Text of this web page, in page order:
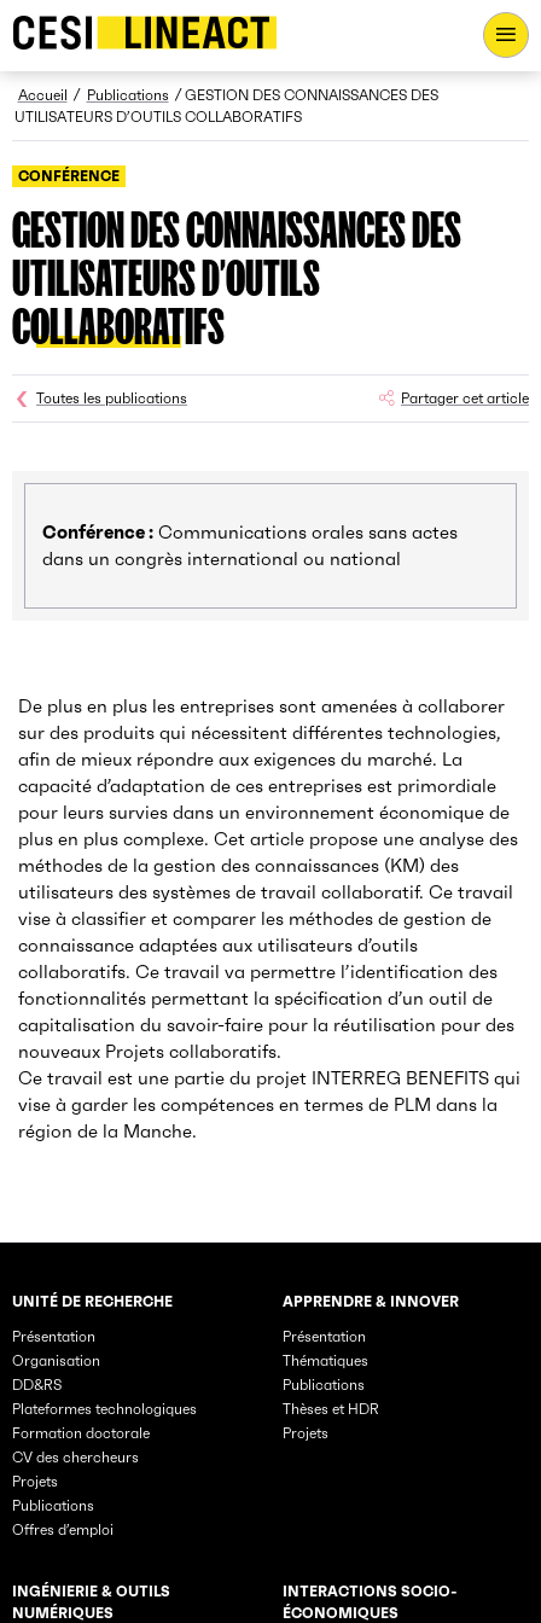
CESI LINEACT - Laboratoire de recherche et d'innovation -
Fil d’Ariane
Accueil Publications
GESTION DES CONNAISSANCES DES
UTILISATEURS D’OUTILS COLLABORATIFS
CONFÉRENCE
GESTION DES CONNAISSANCES DES
UTILISATEURS D’OUTILS
COLLABORATIFS
Toutes les publications Partager cet article
Conférence : Communications orales sans actes
dans un congrès international ou national
De plus en plus les entreprises sont amenées à collaborer
sur des produits qui nécessitent différentes technologies,
afin de mieux répondre aux exigences du marché. La
capacité d’adaptation de ces entreprises est primordiale
pour leurs survies dans un environnement économique de
plus en plus complexe. Cet article propose une analyse des
méthodes de la gestion des connaissances (KM) des
utilisateurs des systèmes de travail collaboratif. Ce travail
vise à classifier et comparer les méthodes de gestion de
connaissance adaptées aux utilisateurs d’outils
collaboratifs. Ce travail va permettre l’identification des
fonctionnalités permettant la spécification d’un outil de
capitalisation du savoir-faire pour la réutilisation pour des
nouveaux Projets collaboratifs.
Ce travail est une partie du projet INTERREG BENEFITS qui
vise à garder les compétences en termes de PLM dans la
région de la Manche.
Rubriques principales du site
UNITÉ DE RECHERCHE
Présentation
Organisation
DD&RS
Plateformes technologiques
Formation doctorale
CV des chercheurs
Projets
Publications
Offres d’emploi
APPRENDRE & INNOVER
Présentation
Thématiques
Publications
Thèses et HDR
Projets
INGÉNIERIE & OUTILS
NUMÉRIQUES
INTERACTIONS SOCIO-
ÉCONOMIQUES